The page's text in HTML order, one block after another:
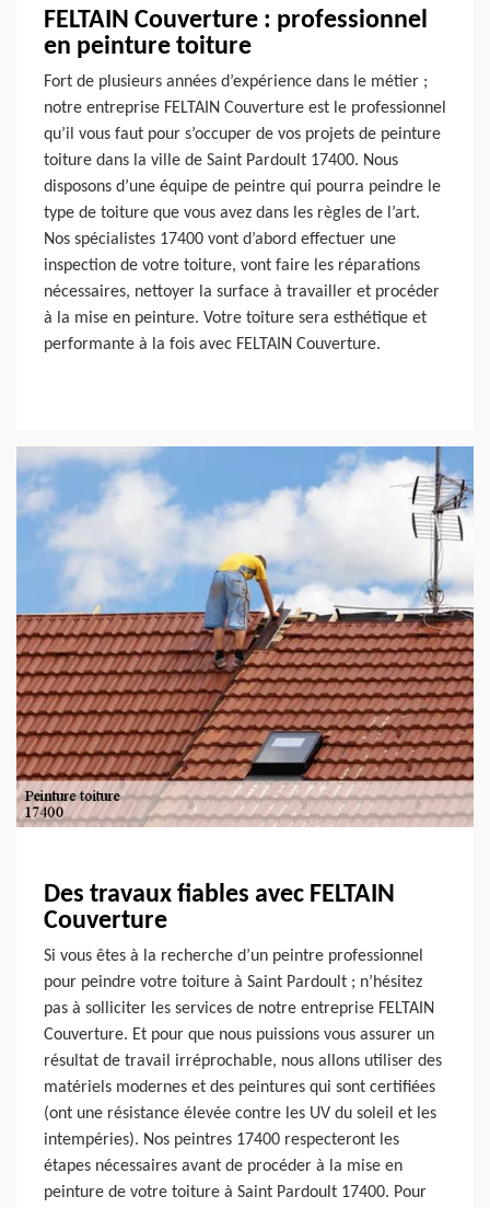
FELTAIN Couverture : professionnel
en peinture toiture
Fort de plusieurs années d’expérience dans le métier ;
notre entreprise FELTAIN Couverture est le professionnel
qu’il vous faut pour s’occuper de vos projets de peinture
toiture dans la ville de Saint Pardoult 17400. Nous
disposons d’une équipe de peintre qui pourra peindre le
type de toiture que vous avez dans les règles de l’art.
Nos spécialistes 17400 vont d’abord effectuer une
inspection de votre toiture, vont faire les réparations
nécessaires, nettoyer la surface à travailler et procéder
à la mise en peinture. Votre toiture sera esthétique et
performante à la fois avec FELTAIN Couverture.
Des travaux fiables avec FELTAIN
Couverture
Si vous êtes à la recherche d’un peintre professionnel
pour peindre votre toiture à Saint Pardoult ; n’hésitez
pas à solliciter les services de notre entreprise FELTAIN
Couverture. Et pour que nous puissions vous assurer un
résultat de travail irréprochable, nous allons utiliser des
matériels modernes et des peintures qui sont certifiées
(ont une résistance élevée contre les UV du soleil et les
intempéries). Nos peintres 17400 respecteront les
étapes nécessaires avant de procéder à la mise en
peinture de votre toiture à Saint Pardoult 17400. Pour